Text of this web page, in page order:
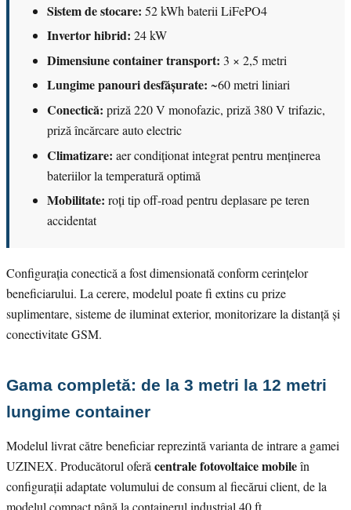
Sistem de stocare: 52 kWh baterii LiFePO4
Invertor hibrid: 24 kW
Dimensiune container transport: 3 × 2,5 metri
Lungime panouri desfășurate: ~60 metri liniari
Conectică: priză 220 V monofazic, priză 380 V trifazic,
priză încărcare auto electric
Climatizare: aer condiționat integrat pentru menținerea
bateriilor la temperatură optimă
Mobilitate: roți tip off-road pentru deplasare pe teren
accidentat
Configurația conectică a fost dimensionată conform cerințelor
beneficiarului. La cerere, modelul poate fi extins cu prize
suplimentare, sisteme de iluminat exterior, monitorizare la distanță și
conectivitate GSM.
Gama completă: de la 3 metri la 12 metri
lungime container
Modelul livrat către beneficiar reprezintă varianta de intrare a gamei
UZINEX. Producătorul oferă centrale fotovoltaice mobileîn
configurații adaptate volumului de consum al fiecărui client, de la
modelul compact până la containerul industrial 40 ft.